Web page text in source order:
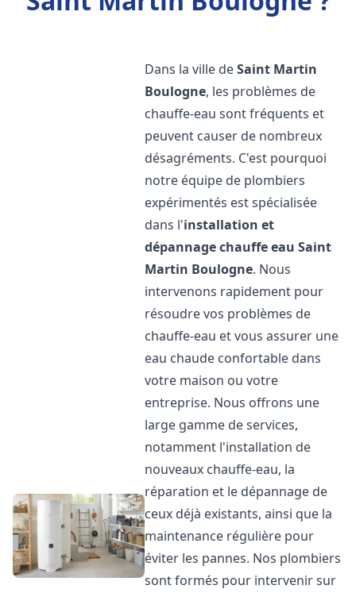
Dans la ville deSaint Martin
Boulogne, les problèmes de
chauffe-eau sont fréquents et
peuvent causer de nombreux
désagréments. C'est pourquoi
notre équipe de plombiers
expérimentés est spécialisée
dans l'installation et
dépannage chauffe eau Saint
Martin Boulogne. Nous
intervenons rapidement pour
résoudre vos problèmes de
chauffe-eau et vous assurer une
eau chaude confortable dans
votre maison ou votre
entreprise. Nous offrons une
large gamme de services,
notamment l'installation de
nouveaux chauffe-eau, la
réparation et le dépannage de
ceux déjà existants, ainsi que la
maintenance régulière pour
éviter les pannes. Nos plombiers
sont formés pour intervenir sur